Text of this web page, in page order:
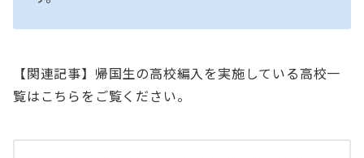
【関連記事】帰国生の高校編入を実施している高校一
覧はこちらをご覧ください。